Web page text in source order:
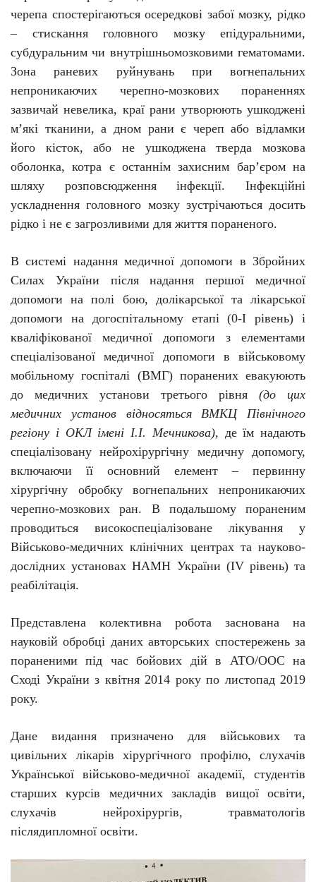
черепа спостерігаються осередкові забої мозку, рідко
– стискання головного мозку епідуральними,
субдуральним чи внутрішньомозковими гематомами.
Зона раневих руйнувань при вогнепальних
непроникаючих черепно-мозкових пораненнях
зазвичай невелика, краї рани утворюють ушкоджені
м’які тканини, а дном рани є череп або відламки
його кісток, або не ушкоджена тверда мозкова
оболонка, котра є останнім захисним бар’єром на
шляху розповсюдження інфекції. Інфекційні
ускладнення головного мозку зустрічаються досить
рідко і не є загрозливими для життя пораненого.
В системі надання медичної допомоги в Збройних
Силах України після надання першої медичної
допомоги на полі бою, долікарської та лікарської
допомоги на догоспітальному етапі (0-I рівень) і
кваліфікованої медичної допомоги з елементами
спеціалізованої медичної допомоги в військовому
мобільному госпіталі (ВМГ) поранених евакуюють
до медичних установи третього рівня (до цих
медичних установ відносяться ВМКЦ Північного
регіону і ОКЛ імені І.І. Мечникова), де їм надають
спеціалізовану нейрохірургічну медичну допомогу,
включаючи її основний елемент – первинну
хірургічну обробку вогнепальних непроникаючих
черепно-мозкових ран. В подальшому пораненим
проводиться високоспеціалізоване лікування у
Військово-медичних клінічних центрах та науково-
дослідних установах НАМН України (IV рівень) та
реабілітація.
Представлена колективна робота заснована на
науковій обробці даних авторських спостережень за
пораненими під час бойових дій в АТО/ООС на
Сході України з квітня 2014 року по листопад 2019
року.
Дане видання призначено для військових та
цивільних лікарів хірургічного профілю, слухачів
Української військово-медичної академії, студентів
старших курсів медичних закладів вищої освіти,
слухачів нейрохірургів, травматологів
післядипломної освіти.